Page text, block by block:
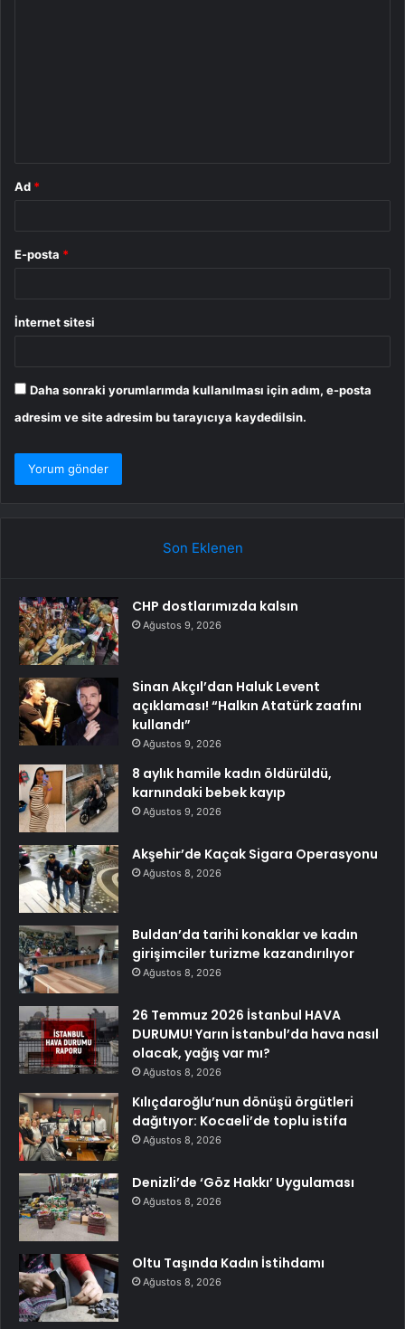
Ad *
E-posta *
İnternet sitesi
Daha sonraki yorumlarımda kullanılması için adım, e-posta
adresim ve site adresim bu tarayıcıya kaydedilsin.
Son Eklenen
CHP dostlarımızda kalsın
Ağustos 9, 2026
Sinan Akçıl’dan Haluk Levent
açıklaması! “Halkın Atatürk zaafını
kullandı”
Ağustos 9, 2026
8 aylık hamile kadın öldürüldü,
karnındaki bebek kayıp
Ağustos 9, 2026
Akşehir’de Kaçak Sigara Operasyonu
Ağustos 8, 2026
Buldan’da tarihi konaklar ve kadın
girişimciler turizme kazandırılıyor
Ağustos 8, 2026
26 Temmuz 2026 İstanbul HAVA
DURUMU! Yarın İstanbul’da hava nasıl
olacak, yağış var mı?
Ağustos 8, 2026
Kılıçdaroğlu’nun dönüşü örgütleri
dağıtıyor: Kocaeli’de toplu istifa
Ağustos 8, 2026
Denizli’de ‘Göz Hakkı’ Uygulaması
Ağustos 8, 2026
Oltu Taşında Kadın İstihdamı
Ağustos 8, 2026